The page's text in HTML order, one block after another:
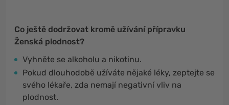
Co ještě dodržovat kromě užívání přípravku
Ženská plodnost?
Vyhněte se alkoholu a nikotinu.
Pokud dlouhodobě užíváte nějaké léky, zeptejte se
svého lékaře, zda nemají negativní vliv na
plodnost.